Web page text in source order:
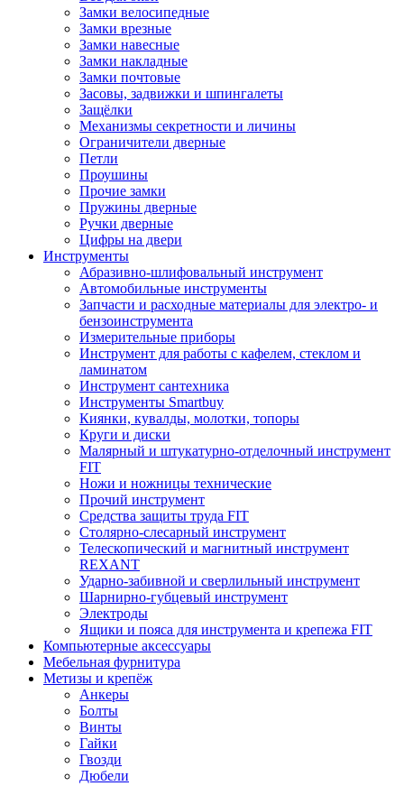
Замки велосипедные
Замки врезные
Замки навесные
Замки накладные
Замки почтовые
Засовы, задвижки и шпингалеты
Защёлки
Механизмы секретности и личины
Ограничители дверные
Петли
Проушины
Прочие замки
Пружины дверные
Ручки дверные
Цифры на двери
Инструменты
Абразивно-шлифовальный инструмент
Автомобильные инструменты
Запчасти и расходные материалы для электро- и
бензоинструмента
Измерительные приборы
Инструмент для работы с кафелем, стеклом и
ламинатом
Инструмент сантехника
Инструменты Smartbuy
Киянки, кувалды, молотки, топоры
Круги и диски
Малярный и штукатурно-отделочный инструмент
FIT
Ножи и ножницы технические
Прочий инструмент
Средства защиты труда FIT
Столярно-слесарный инструмент
Телескопический и магнитный инструмент
REXANT
Ударно-забивной и сверлильный инструмент
Шарнирно-губцевый инструмент
Электроды
Ящики и пояса для инструмента и крепежа FIT
Компьютерные аксессуары
Мебельная фурнитура
Метизы и крепёж
Анкеры
Болты
Винты
Гайки
Гвозди
Дюбели